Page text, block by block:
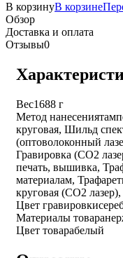
В корзинуВ корзине
Обзор
Доставка и оплата
Отзывы0
Вес1688 г
Метод нанесения
круговая, Шильд
(оптоволоконный
Гравировка (CO2
печать, вышивка,
материалам,
круговая (CO2
Цвет гравировки
Материалы товара
Цвет товарабелый